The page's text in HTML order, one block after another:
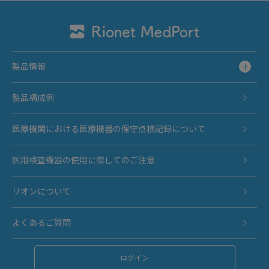
製品情報
製品構成例
医療機関における医療機器の保守点検記録について
医用検査機器の使用に際してのご注意
リオンについて
よくあるご質問
ログイン